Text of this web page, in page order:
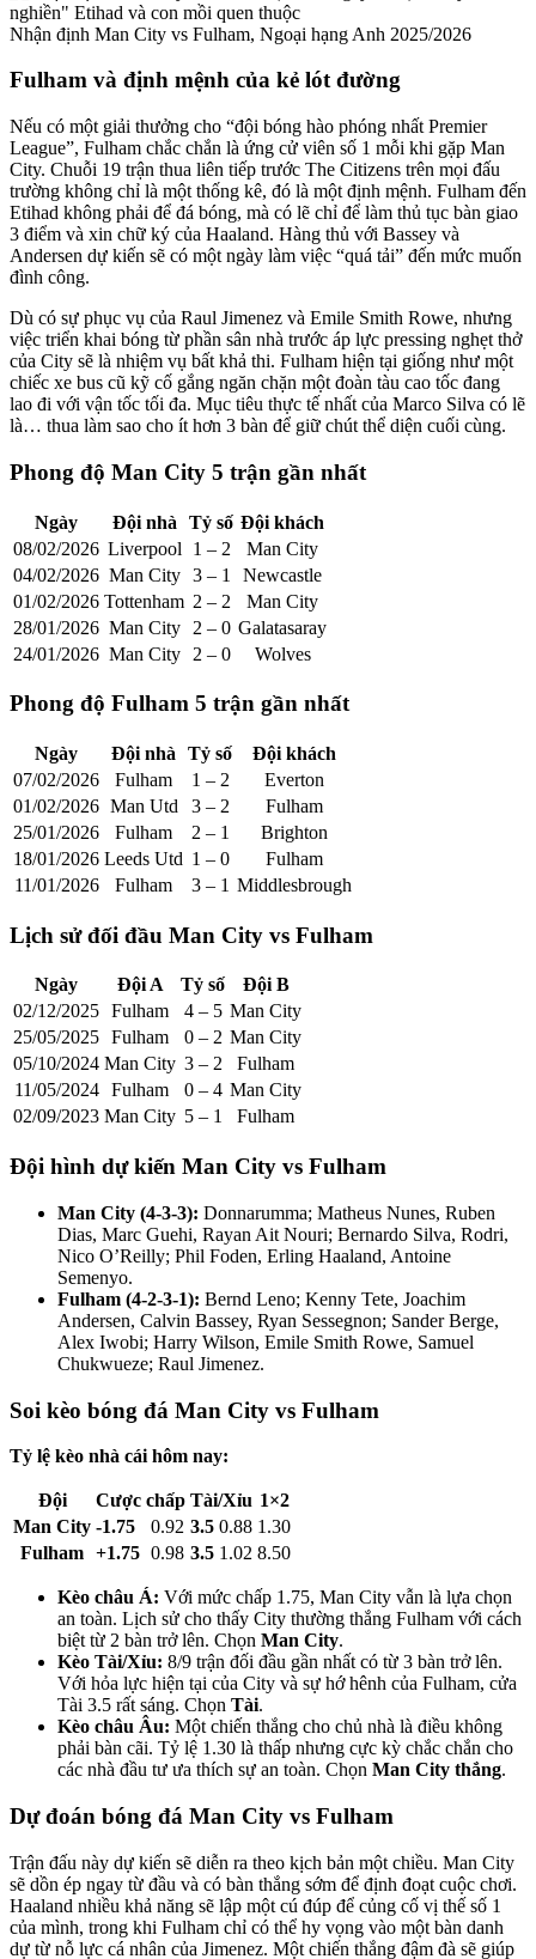
Nhận định Man City vs Fulham, Ngoại hạng Anh 2025/2026
Fulham và định mệnh của kẻ lót đường
Nếu có một giải thưởng cho “đội bóng hào phóng nhất Premier
League”, Fulham chắc chắn là ứng cử viên số 1 mỗi khi gặp Man
City. Chuỗi 19 trận thua liên tiếp trước The Citizens trên mọi đấu
trường không chỉ là một thống kê, đó là một định mệnh. Fulham đến
Etihad không phải để đá bóng, mà có lẽ chỉ để làm thủ tục bàn giao
3 điểm và xin chữ ký của Haaland. Hàng thủ với Bassey và
Andersen dự kiến sẽ có một ngày làm việc “quá tải” đến mức muốn
đình công.
Dù có sự phục vụ của Raul Jimenez và Emile Smith Rowe, nhưng
việc triển khai bóng từ phần sân nhà trước áp lực pressing nghẹt thở
của City sẽ là nhiệm vụ bất khả thi. Fulham hiện tại giống như một
chiếc xe bus cũ kỹ cố gắng ngăn chặn một đoàn tàu cao tốc đang
lao đi với vận tốc tối đa. Mục tiêu thực tế nhất của Marco Silva có lẽ
là… thua làm sao cho ít hơn 3 bàn để giữ chút thể diện cuối cùng.
Phong độ Man City 5 trận gần nhất
Ngày Đội nhà Tỷ số Đội khách
08/02/2026 Liverpool 1 – 2
Man City
04/02/2026 Man City 3 – 1
Newcastle
01/02/2026 Tottenham 2 – 2
Man City
28/01/2026 Man City 2 – 0 Galatasaray
24/01/2026 Man City 2 – 0 Wolves
Phong độ Fulham 5 trận gần nhất
Ngày Đội nhà Tỷ số
Đội khách
07/02/2026
Fulham 1 – 2
Everton
01/02/2026 Man Utd 3 – 2
Fulham
25/01/2026
Fulham 2 – 1
Brighton
18/01/2026 Leeds Utd 1 – 0
Fulham
11/01/2026
Fulham 3 – 1 Middlesbrough
Lịch sử đối đầu Man City vs Fulham
Ngày Đội A Tỷ số
Đội B
02/12/2025 Fulham 4 – 5 Man City
25/05/2025 Fulham 0 – 2 Man City
05/10/2024 Man City 3 – 2
Fulham
11/05/2024
Fulham 0 – 4 Man City
02/09/2023 Man City 5 – 1 Fulham
Đội hình dự kiến Man City vs Fulham
Man City (4-3-3): Donnarumma; Matheus Nunes, Ruben
Dias, Marc Guehi, Rayan Ait Nouri; Bernardo Silva, Rodri,
Nico O’Reilly; Phil Foden, Erling Haaland, Antoine
Semenyo.
Fulham (4-2-3-1): Bernd Leno; Kenny Tete, Joachim
Andersen, Calvin Bassey, Ryan Sessegnon; Sander Berge,
Alex Iwobi; Harry Wilson, Emile Smith Rowe, Samuel
Chukwueze; Raul Jimenez.
Soi kèo bóng đá Man City vs Fulham
Tỷ lệ kèo nhà cái hôm nay:
Đội Cược chấp Tài/Xỉu 1×2
Man City -1.75 0.92 3.5 0.88 1.30
Fulham +1.75 0.98 3.5 1.02 8.50
Kèo châu Á: Với mức chấp 1.75, Man City vẫn là lựa chọn
an toàn. Lịch sử cho thấy City thường thắng Fulham với cách
biệt từ 2 bàn trở lên. Chọn Man City.
Kèo Tài/Xỉu: 8/9 trận đối đầu gần nhất có từ 3 bàn trở lên.
Với hỏa lực hiện tại của City và sự hớ hênh của Fulham, cửa
Tài 3.5 rất sáng. Chọn Tài.
Kèo châu Âu: Một chiến thắng cho chủ nhà là điều không
phải bàn cãi. Tỷ lệ 1.30 là thấp nhưng cực kỳ chắc chắn cho
các nhà đầu tư ưa thích sự an toàn. Chọn Man City thắng.
Dự đoán bóng đá Man City vs Fulham
Trận đấu này dự kiến sẽ diễn ra theo kịch bản một chiều. Man City
sẽ dồn ép ngay từ đầu và có bàn thắng sớm để định đoạt cuộc chơi.
Haaland nhiều khả năng sẽ lập một cú đúp để củng cố vị thế số 1
của mình, trong khi Fulham chỉ có thể hy vọng vào một bàn danh
dự từ nỗ lực cá nhân của Jimenez. Một chiến thắng đậm đà sẽ giúp